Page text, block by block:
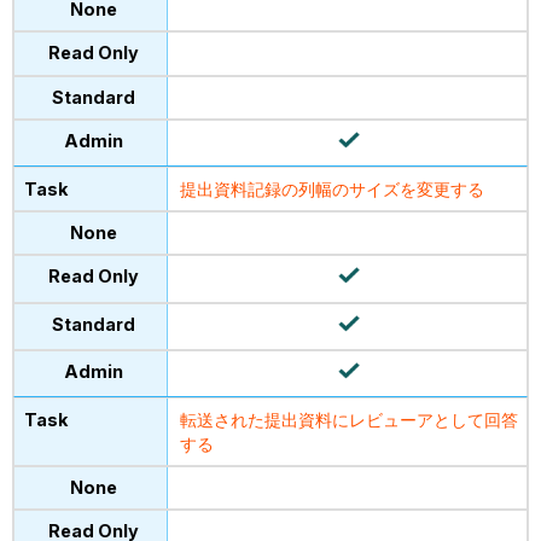
提出資料記録の列幅のサイズを変更する
転送された提出資料にレビューアとして回答
する